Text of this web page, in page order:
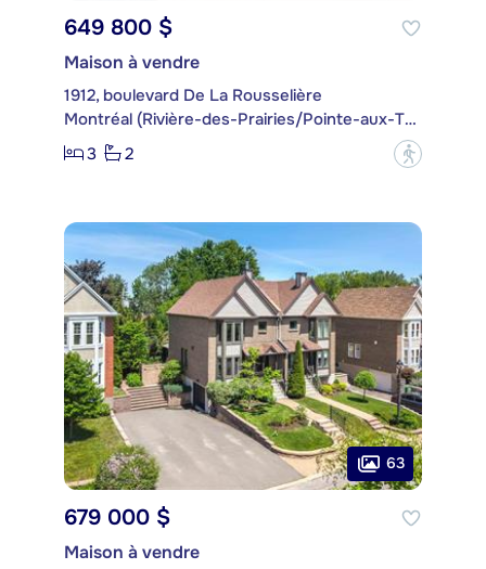
649 800 $
Maison à vendre
1912, boulevard De La Rousselière
Montréal (Rivière-des-Prairies/Pointe-aux-Trembles)
3
2 ?
63
679 000 $
Maison à vendre